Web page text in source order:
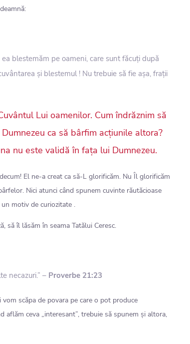
blestemăm pe oameni, care sunt făcuți după
și blestemul ! Nu trebuie să fie așa, frații
Lui oamenilor. Cum îndrăznim să
ca să bârfim acțiunile altora?
nu este validă în fața lui Dumnezeu.
El ne-a creat ca să-L glorificăm. Nu Îl glorificăm
Nici atunci când spunem cuvinte răutăcioase
motiv de curiozitate .
să îl lăsăm în seama Tatălui Ceresc.
necazuri.” – Proverbe 21:23
scăpa de povara pe care o pot produce
aflăm ceva „interesant”, trebuie să spunem și altora,